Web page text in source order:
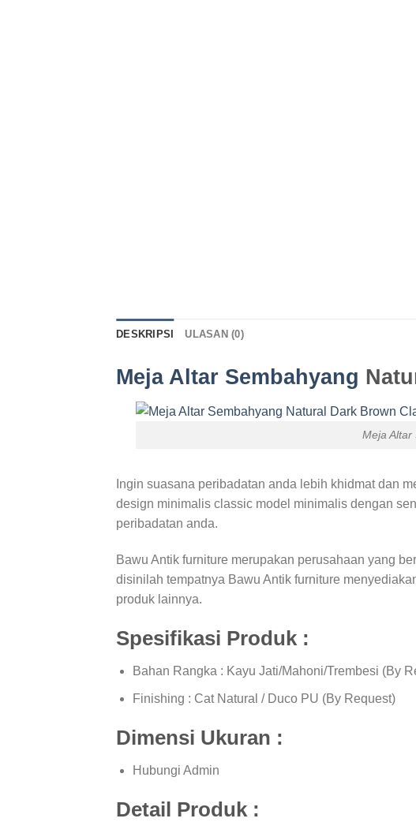
DESKRIPSI ULASAN (0)
Meja Altar Sembahyang
Meja Altar
Ingin suasana peribadatan anda lebih khidmat dan
design minimalis classic model minimalis dengan
peribadatan anda.
Bawu Antik furniture merupakan perusahaan yang
disinilah tempatnya Bawu Antik furniture
produk lainnya.
Spesifikasi Produk :
Bahan Rangka : Kayu Jati/Mahoni/Trembesi (By
Finishing : Cat Natural / Duco PU (By Request)
Dimensi Ukuran :
Hubungi Admin
Detail Produk :